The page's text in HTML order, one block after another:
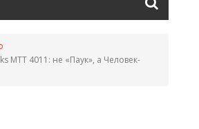
MTT 4011: не «Паук», а Человек-